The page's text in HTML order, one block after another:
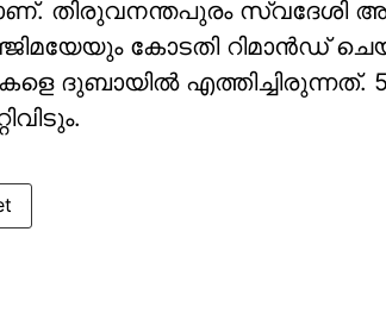
തിരുവനന്തപുരം സ്വദേശി
കോടതി റിമാൻഡ്
ദുബായിൽ എത്തിച്ചിരുന്നത്.